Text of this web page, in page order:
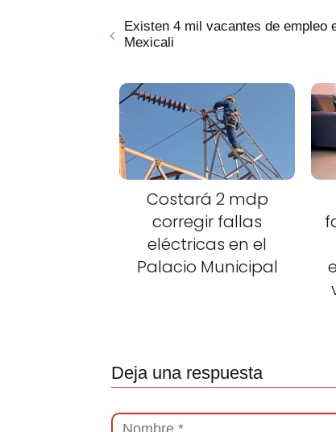
Existen 4 mil vacantes de empleo
Mexicali
Costará 2 mdp
corregir fallas
eléctricas en el
Palacio Municipal
Deja una respuesta